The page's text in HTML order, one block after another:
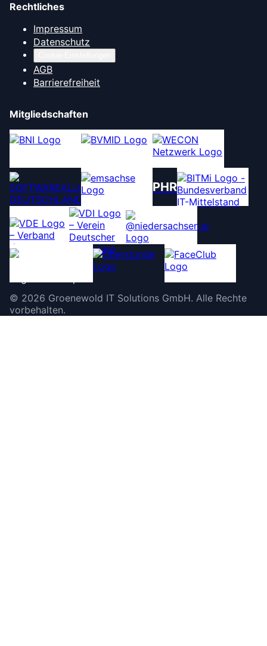
Rechtliches
Impressum
Datenschutz
AGB
Barrierefreiheit
Mitgliedschaften
PHR
© 2026 Groenewold IT Solutions GmbH. Alle Rechte
vorbehalten.